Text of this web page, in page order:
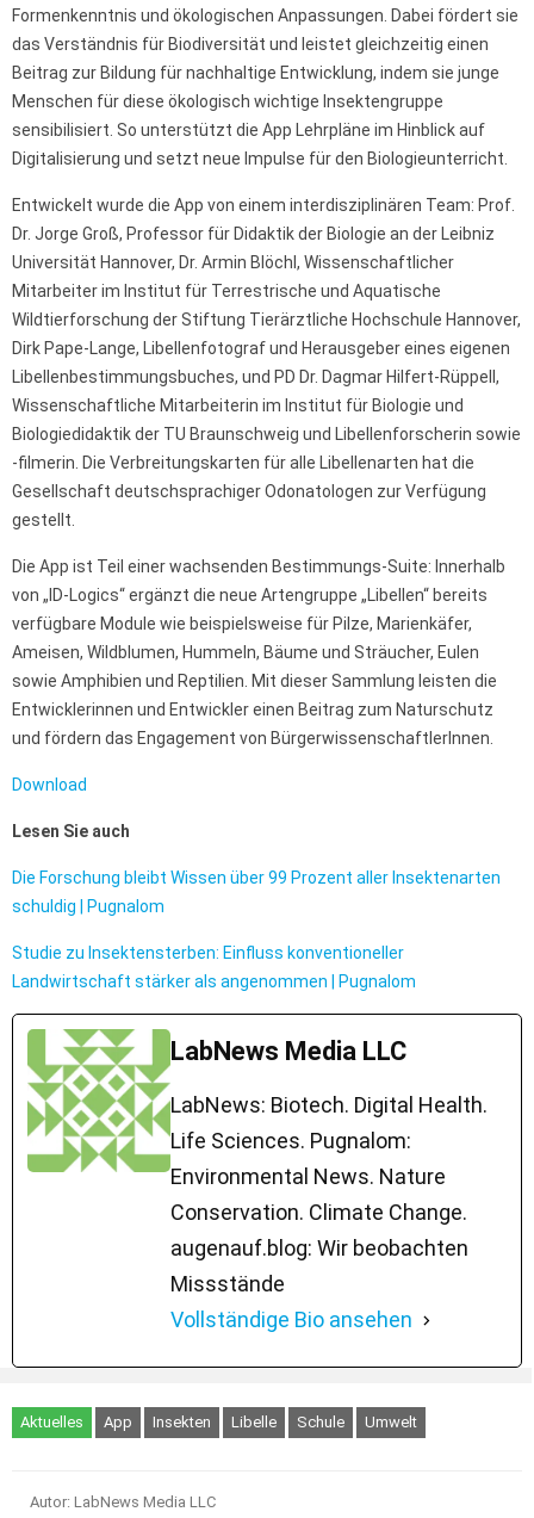
Formenkenntnis und ökologischen Anpassungen. Dabei fördert sie
das Verständnis für Biodiversität und leistet gleichzeitig einen
Beitrag zur Bildung für nachhaltige Entwicklung, indem sie junge
Menschen für diese ökologisch wichtige Insektengruppe
sensibilisiert. So unterstützt die App Lehrpläne im Hinblick auf
Digitalisierung und setzt neue Impulse für den Biologieunterricht.
Entwickelt wurde die App von einem interdisziplinären Team: Prof.
Dr. Jorge Groß, Professor für Didaktik der Biologie an der Leibniz
Universität Hannover, Dr. Armin Blöchl, Wissenschaftlicher
Mitarbeiter im Institut für Terrestrische und Aquatische
Wildtierforschung der Stiftung Tierärztliche Hochschule Hannover,
Dirk Pape-Lange, Libellenfotograf und Herausgeber eines eigenen
Libellenbestimmungsbuches, und PD Dr. Dagmar Hilfert-Rüppell,
Wissenschaftliche Mitarbeiterin im Institut für Biologie und
Biologiedidaktik der TU Braunschweig und Libellenforscherin sowie
-filmerin. Die Verbreitungskarten für alle Libellenarten hat die
Gesellschaft deutschsprachiger Odonatologen zur Verfügung
gestellt.
Die App ist Teil einer wachsenden Bestimmungs-Suite: Innerhalb
von „ID-Logics“ ergänzt die neue Artengruppe „Libellen“ bereits
verfügbare Module wie beispielsweise für Pilze, Marienkäfer,
Ameisen, Wildblumen, Hummeln, Bäume und Sträucher, Eulen
sowie Amphibien und Reptilien. Mit dieser Sammlung leisten die
Entwicklerinnen und Entwickler einen Beitrag zum Naturschutz
und fördern das Engagement von BürgerwissenschaftlerInnen.
Download
Lesen Sie auch
Die Forschung bleibt Wissen über 99 Prozent aller Insektenarten
schuldig | Pugnalom
Studie zu Insektensterben: Einfluss konventioneller
Landwirtschaft stärker als angenommen | Pugnalom
LabNews Media LLC
LabNews: Biotech. Digital Health.
Life Sciences. Pugnalom:
Environmental News. Nature
Conservation. Climate Change.
augenauf.blog: Wir beobachten
Missstände
Vollständige Bio ansehen
Aktuelles App Insekten Libelle Schule Umwelt
Autor: LabNews Media LLC